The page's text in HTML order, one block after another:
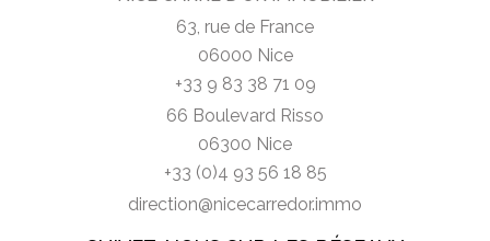
63, rue de France
06000 Nice
+33 9 83 38 71 09
66 Boulevard Risso
06300 Nice
+33 (0)4 93 56 18 85
direction@nicecarredor.immo